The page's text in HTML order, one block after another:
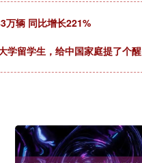
万辆 同比增长221%
学留学生，给中国家庭提了个醒